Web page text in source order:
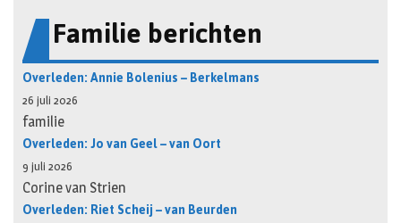
Familie berichten
Overleden: Annie Bolenius – Berkelmans
26 juli 2026
familie
Overleden: Jo van Geel – van Oort
9 juli 2026
Corine van Strien
Overleden: Riet Scheij – van Beurden